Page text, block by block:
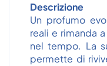
Descrizione
Un profumo
reali e rimanda
nel tempo. La
permette di